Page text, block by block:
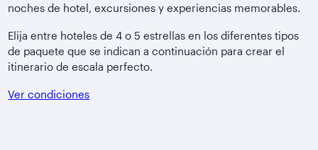
noches de hotel, excursiones y experiencias memorables.
Elija entre hoteles de 4 o 5 estrellas en los diferentes tipos
de paquete que se indican a continuación para crear el
itinerario de escala perfecto.
Ver condiciones